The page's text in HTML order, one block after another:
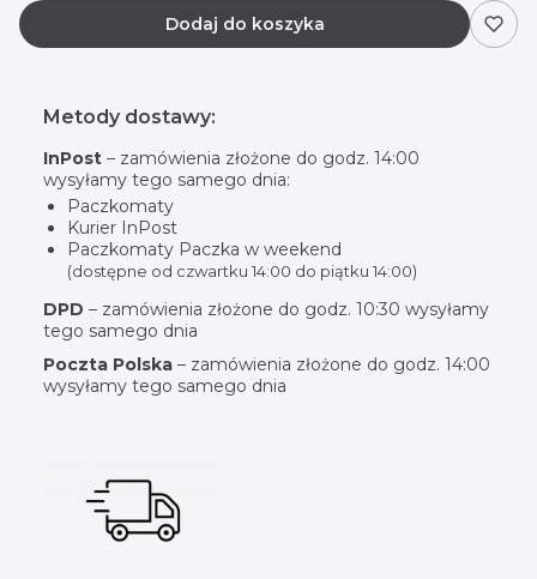
Dodaj do koszyka
Metody dostawy:
InPost – zamówienia złożone do godz. 14:00
wysyłamy tego samego dnia:
Paczkomaty
Kurier InPost
Paczkomaty Paczka w weekend
(dostępne od czwartku 14:00 do piątku 14:00)
DPD – zamówienia złożone do godz. 10:30 wysyłamy
tego samego dnia
Poczta Polska – zamówienia złożone do godz. 14:00
wysyłamy tego samego dnia